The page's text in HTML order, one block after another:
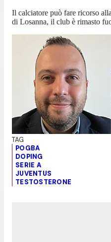
Il calciatore può fare ricorso
di Losanna, il club è rimasto
POGBA
DOPING
SERIE A
JUVENTUS
TESTOSTERONE